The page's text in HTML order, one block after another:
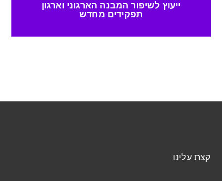
ייעוץ לשיפור המבנה הארגוני וארגון
תפקידים מחדש
קצת עלינו